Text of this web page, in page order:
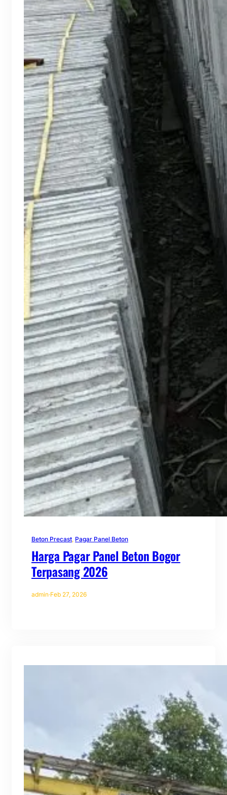
Beton Precast, Pagar Panel Beton
Harga Pagar Panel Beton Bogor
Terpasang 2026
admin·Feb 27, 2026